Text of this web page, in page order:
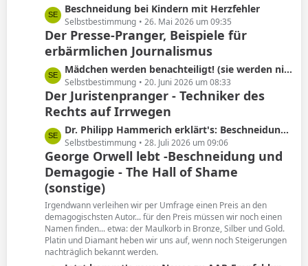
e
L
e
t
z
e
B
e
i
t
r
ä
g
e
Beschneidung bei Kindern mit Herzfehler
Selbstbestimmung 26. Mai 2026 um 09:35
Der Presse-Pranger, Beispiele für
erbärmlichen Journalismus
L
e
t
z
e
B
e
i
t
r
ä
g
e
Mädchen werden benachteiligt! (sie werden nicht beschnitten)
Selbstbestimmung 20. Juni 2026 um 08:33
Der Juristenpranger - Techniker des
Rechts auf Irrwegen
L
e
t
z
t
e
B
e
i
t
Dr. Philipp Hammerich erklärt's: Beschneidung hat keine Spätfolgen!
Selbstbestimmung 28. Juli 2026 um 09:06
George Orwell lebt -Beschneidung und
Demagogie - The Hall of Shame
(sonstige)
Irgendwann verleihen wir per Umfrage einen Preis an den
demagogischsten Autor... für den Preis müssen wir noch einen
Namen finden... etwa: der Maulkorb in Bronze, Silber und Gold.
Platin und Diamant heben wir uns auf, wenn noch Steigerungen
nachträglich bekannt werden.